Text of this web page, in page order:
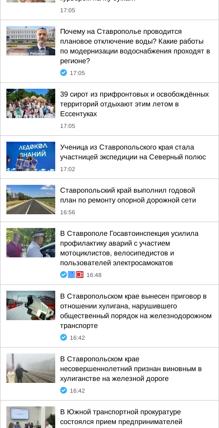
17:05
Почему на Ставрополье проводится
плановое отключение воды? Какие работы
по модернизации водоснабжения проходят в
регионе?
17:05
39 сирот из прифронтовых и освобождённых
территорий отдыхают этим летом в
Ессентуках
17:05
Ученица из Ставропольского края стала
участницей экспедиции на Северный полюс
17:02
Ставропольский край выполнил годовой
план по ремонту опорной дорожной сети
16:56
В Ставрополе Госавтоинспекция усилила
профилактику аварий с участием
мотоциклистов, велосипедистов и
пользователей электросамокатов
16:48
В Ставропольском крае вынесен приговор в
отношении хулигана, нарушившего
общественный порядок на железнодорожном
транспорте
16:42
В Ставропольском крае
несовершеннолетний признан виновным в
хулиганстве на железной дороге
16:42
В Южной транспортной прокуратуре
состоялся прием предпринимателей